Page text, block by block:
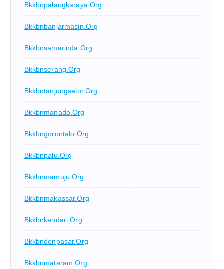
Bkkbnpalangkaraya.org
Bkkbnbanjarmasin.org
Bkkbnsamarinda.org
Bkkbnserang.org
Bkkbntanjungselor.org
Bkkbnmanado.org
Bkkbngorontalo.org
Bkkbnpalu.org
Bkkbnmamuju.org
Bkkbnmakassar.org
Bkkbnkendari.org
Bkkbndenpasar.org
Bkkbnmataram.org